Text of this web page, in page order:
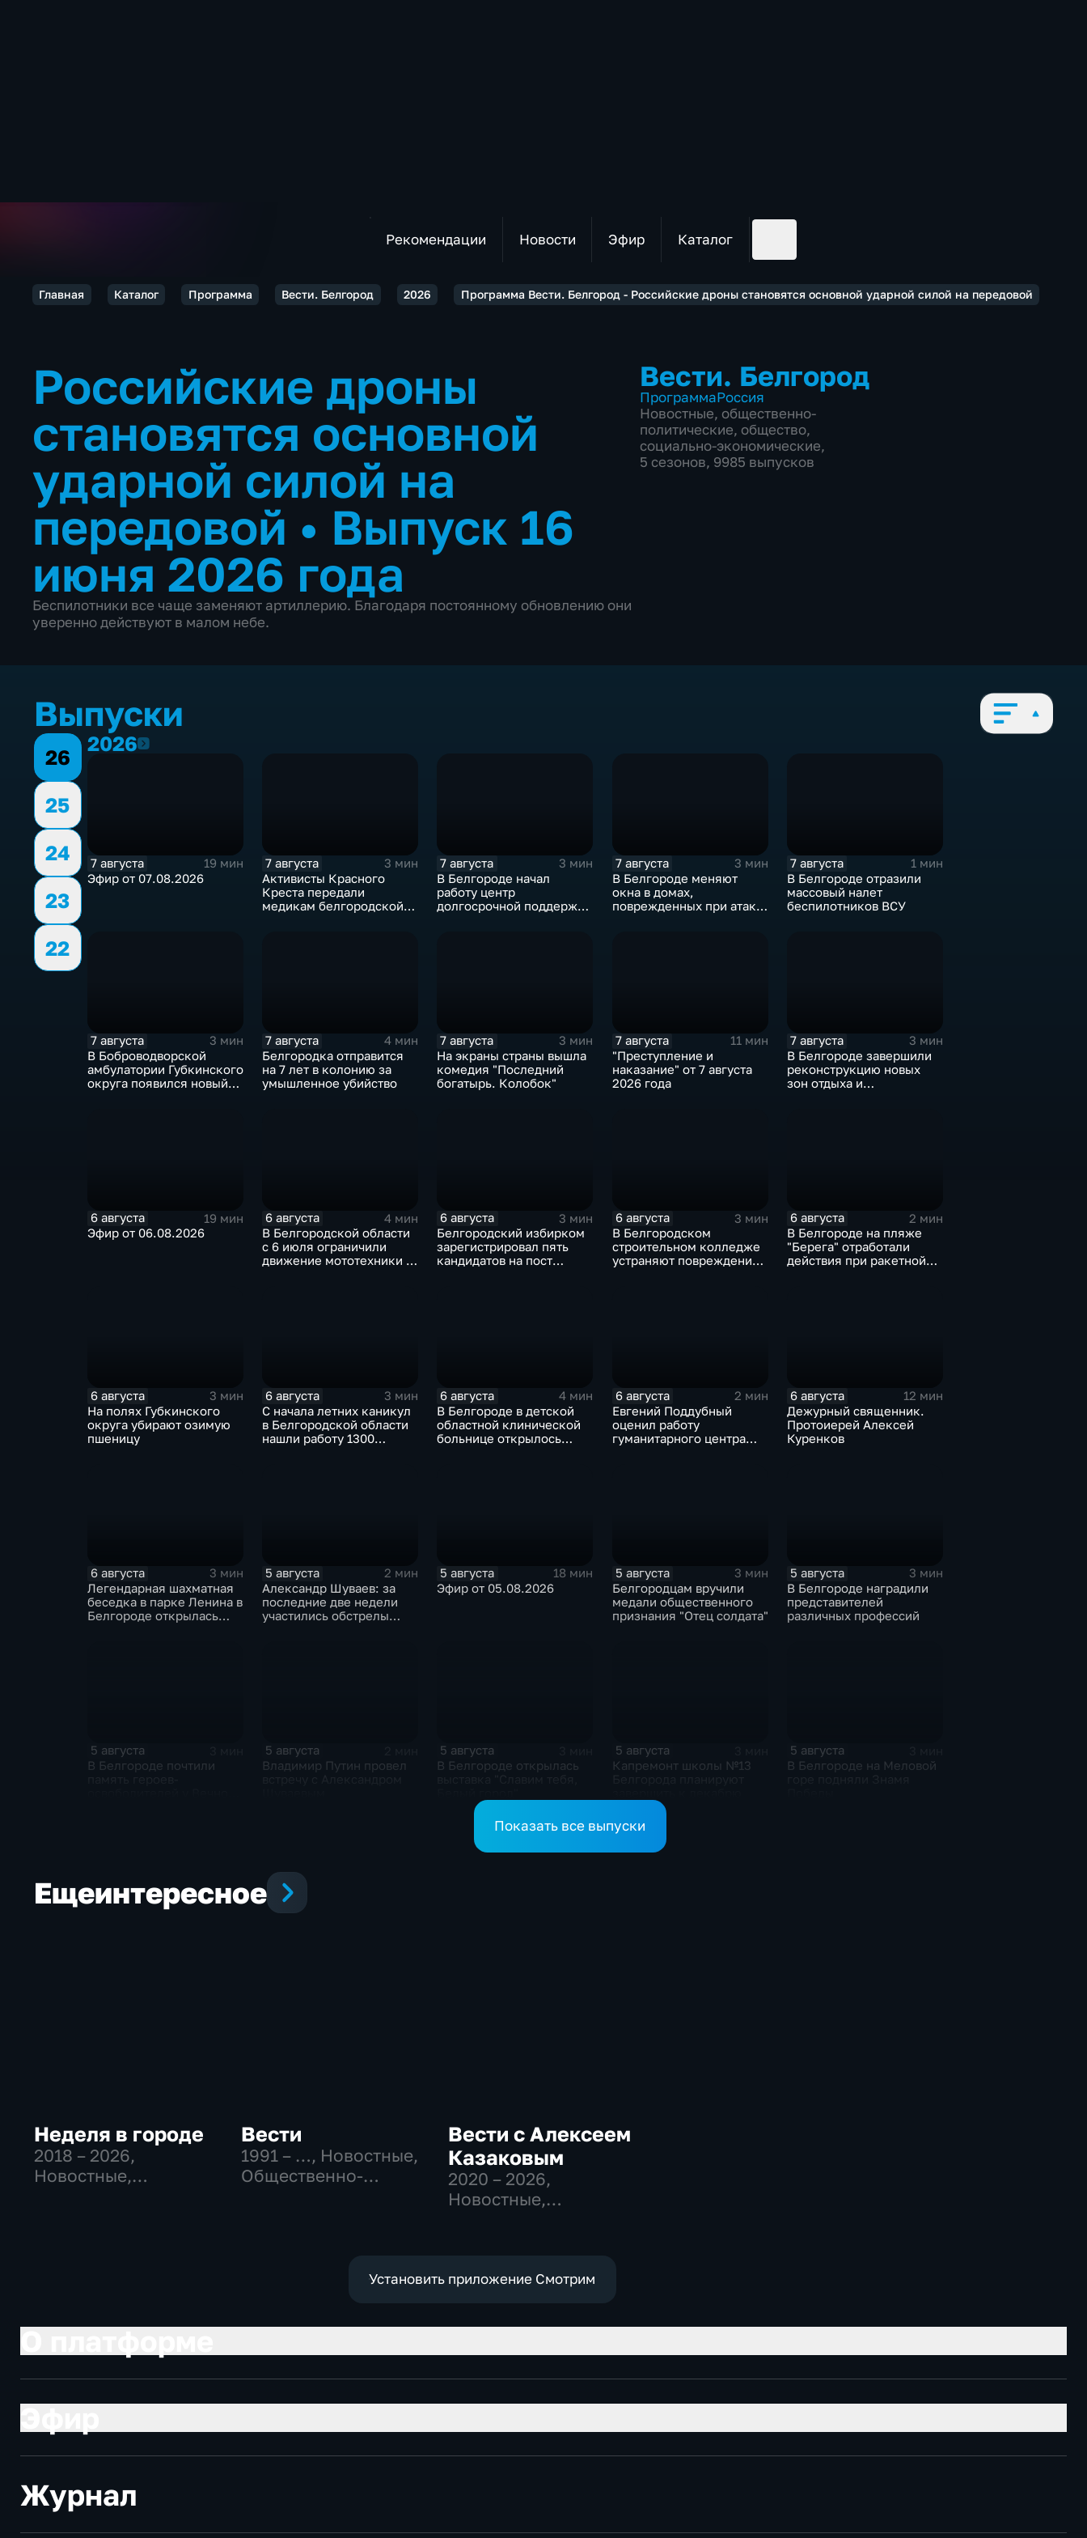
Рекомендации Новости Эфир Каталог
Главная Каталог Программа Вести. Белгород 2026 Программа Вести. Белгород - Российские дроны становятся основной ударной силой на передовой
Российские дроны
становятся основной
ударной силой на
передовой • Выпуск 16
июня 2026 года
Беспилотники все чаще заменяют артиллерию. Благодаря постоянному обновлению они
уверенно действуют в малом небе.
Вести. Белгород
ПрограммаРоссия
Новостные, общественно-
политические, общество,
социально-экономические,
5 сезонов, 9985 выпусков
Выпуски
26
25
24
23
22
20262026
7 августа
19 мин
Эфир от 07.08.2026
7 августа
3 мин
Активисты Красного
Креста передали
медикам белгородской
7 августа
3 мин
В Белгороде начал
работу центр
долгосрочной поддержки
7 августа
3 мин
В Белгороде меняют
окна в домах,
поврежденных при атаке
7 августа
1 мин
В Белгороде отразили
массовый налет
беспилотников ВСУ
7 августа
3 мин
В Боброводворской
амбулатории Губкинского
округа появился новый
7 августа
4 мин
Белгородка отправится
на 7 лет в колонию за
умышленное убийство
7 августа
3 мин
На экраны страны вышла
комедия "Последний
богатырь. Колобок"
7 августа
11 мин
"Преступление и
наказание" от 7 августа
2026 года
7 августа
3 мин
В Белгороде завершили
реконструкцию новых
зон отдыха и
6 августа
19 мин
Эфир от 06.08.2026
6 августа
4 мин
В Белгородской области
с 6 июля ограничили
движение мототехники в
6 августа
3 мин
Белгородский избирком
зарегистрировал пять
кандидатов на пост
6 августа
3 мин
В Белгородском
строительном колледже
устраняют повреждения
6 августа
2 мин
В Белгороде на пляже
"Берега" отработали
действия при ракетной
6 августа
3 мин
На полях Губкинского
округа убирают озимую
пшеницу
6 августа
3 мин
С начала летних каникул
в Белгородской области
нашли работу 1300
6 августа
4 мин
В Белгороде в детской
областной клинической
больнице открылось
6 августа
2 мин
Евгений Поддубный
оценил работу
гуманитарного центра
6 августа
12 мин
Дежурный священник.
Протоиерей Алексей
Куренков
6 августа
3 мин
Легендарная шахматная
беседка в парке Ленина в
Белгороде открылась
5 августа
2 мин
Александр Шуваев: за
последние две недели
участились обстрелы
5 августа
18 мин
Эфир от 05.08.2026
5 августа
3 мин
Белгородцам вручили
медали общественного
признания "Отец солдата"
5 августа
3 мин
В Белгороде наградили
представителей
различных профессий
5 августа
В Белгороде почтили
5 августа
Владимир Путин провел
5 августа
В Белгороде открылась
5 августа
Капремонт школы №13
5 августа
В Белгороде на Меловой
Показать все выпуски
Ещеинтересное
Неделя в городе
2018 – 2026,
Новостные,
Вести
1991 – …, Новостные,
Общественно-
Вести с Алексеем
Казаковым
2020 – 2026,
Новостные,
Установить приложение Смотрим
Журнал